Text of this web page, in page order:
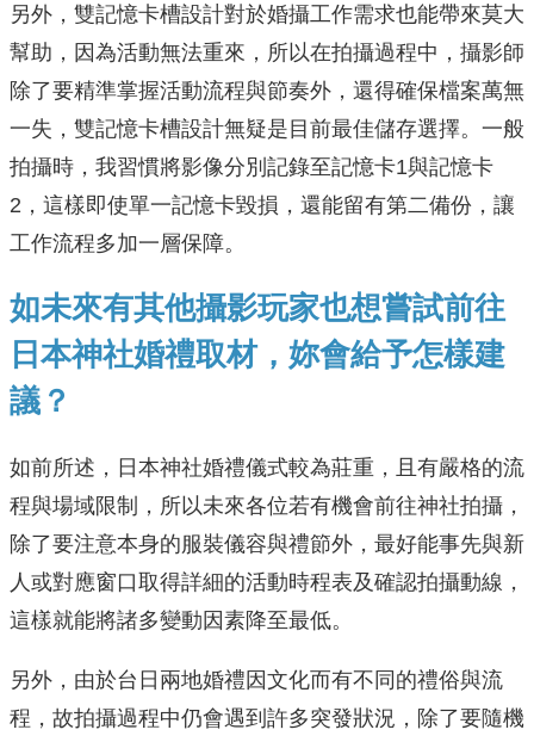
另外，雙記憶卡槽設計對於婚攝工作需求也能帶來莫大
幫助，因為活動無法重來，所以在拍攝過程中，攝影師
除了要精準掌握活動流程與節奏外，還得確保檔案萬無
一失，雙記憶卡槽設計無疑是目前最佳儲存選擇。一般
拍攝時，我習慣將影像分別記錄至記憶卡1與記憶卡
2，這樣即使單一記憶卡毀損，還能留有第二備份，讓
工作流程多加一層保障。
如未來有其他攝影玩家也想嘗試前往
日本神社婚禮取材，妳會給予怎樣建
議？
如前所述，日本神社婚禮儀式較為莊重，且有嚴格的流
程與場域限制，所以未來各位若有機會前往神社拍攝，
除了要注意本身的服裝儀容與禮節外，最好能事先與新
人或對應窗口取得詳細的活動時程表及確認拍攝動線，
這樣就能將諸多變動因素降至最低。
另外，由於台日兩地婚禮因文化而有不同的禮俗與流
程，故拍攝過程中仍會遇到許多突發狀況，除了要隨機